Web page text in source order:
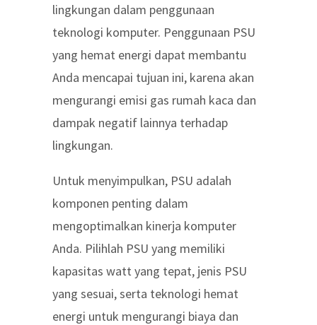
lingkungan dalam penggunaan
teknologi komputer. Penggunaan PSU
yang hemat energi dapat membantu
Anda mencapai tujuan ini, karena akan
mengurangi emisi gas rumah kaca dan
dampak negatif lainnya terhadap
lingkungan.
Untuk menyimpulkan, PSU adalah
komponen penting dalam
mengoptimalkan kinerja komputer
Anda. Pilihlah PSU yang memiliki
kapasitas watt yang tepat, jenis PSU
yang sesuai, serta teknologi hemat
energi untuk mengurangi biaya dan